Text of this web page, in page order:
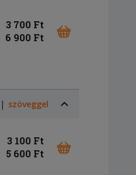
3 700 Ft
6 900 Ft
szöveggel
3 100 Ft
5 600 Ft